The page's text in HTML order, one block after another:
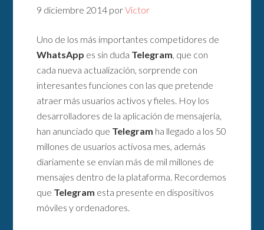
9 diciembre 2014 porVictor
Uno de los más importantes competidores de
WhatsApp es sin duda Telegram , que con
cada nueva actualización, sorprende con
interesantes funciones con las que pretende
atraer más usuarios activos y fieles. Hoy los
desarrolladores de la aplicación de mensajería,
han anunciado que Telegram ha llegado a los 50
millones de usuarios activosa mes, además
diariamente se envían más de mil millones de
mensajes dentro de la plataforma. Recordemos
que Telegram esta presente en dispositivos
móviles y ordenadores.